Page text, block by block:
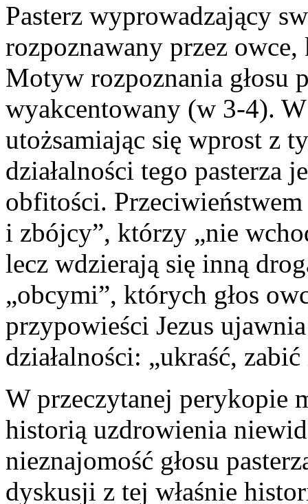
Pasterz wyprowadzający
rozpoznawany przez owce,
Motyw rozpoznania głosu
wyakcentowany (w 3-4).
utożsamiając się wprost z
działalności tego pasterza
obfitości. Przeciwieństwem
i zbójcy”, którzy „nie
lecz wdzierają się inną
„obcymi”, których głos
przypowieści Jezus
działalności: „ukraść,
W przeczytanej perykopie
historią uzdrowienia
nieznajomość głosu
dyskusji z tej właśnie